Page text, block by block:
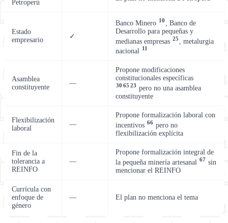
Petroperú
Estado
empresario
✓
Banco Minero 10
, Banco de
Desarrollo para pequeñas y
medianas empresas 25
, metalurgia
nacional
11
Asamblea
constituyente
—
Propone modificaciones
constitucionales específicas
30 65 23 pero no una asamblea
constituyente
Flexibilización
laboral
—
Propone formalización laboral con
incentivos 66 pero no
flexibilización explícita
Fin de la
tolerancia a
REINFO
—
Propone formalización integral de
la pequeña minería artesanal 67 sin
mencionar el REINFO
Currícula con
enfoque de
género
— El plan no menciona el tema